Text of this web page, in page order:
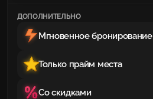
ДОПОЛНИТЕЛЬНО
Мгновенное бронирование
Только прайм места
Со скидками